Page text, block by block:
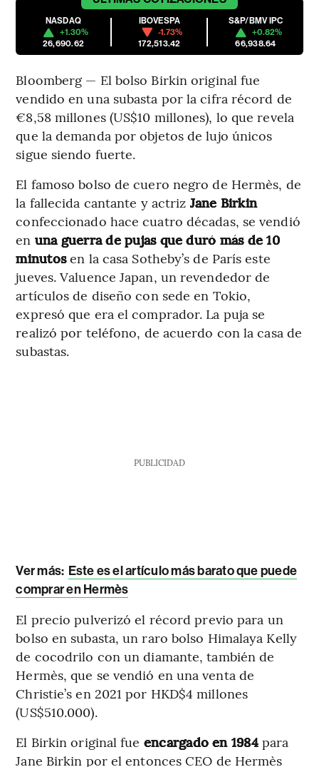
NASDAQ
+1.30%
26,690.62
IBOVESPA
-1.73%
172,513.42
S&P/BMV IPC
+0.82%
66,938.64
Bloomberg — El bolso Birkin original fue
vendido en una subasta por la cifra récord de
€8,58 millones (US$10 millones), lo que revela
que la demanda por objetos de lujo únicos
sigue siendo fuerte.
El famoso bolso de cuero negro de Hermès, de
la fallecida cantante y actriz Jane Birkin
confeccionado hace cuatro décadas, se vendió
en una guerra de pujas que duró más de 10
minutosen la casa Sotheby’s de París este
jueves. Valuence Japan, un revendedor de
artículos de diseño con sede en Tokio,
expresó que era el comprador. La puja se
realizó por teléfono, de acuerdo con la casa de
subastas.
PUBLICIDAD
Ver más: Este es el artículo más barato que puede
comprar en Hermès
El precio pulverizó el récord previo para un
bolso en subasta, un raro bolso Himalaya Kelly
de cocodrilo con un diamante, también de
Hermès, que se vendió en una venta de
Christie’s en 2021 por HKD$4 millones
(US$510.000).
El Birkin original fue encargado en 1984para
Jane Birkin por el entonces CEO de Hermès